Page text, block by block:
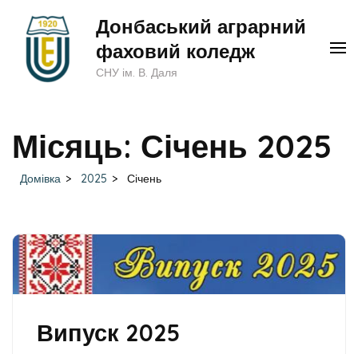
(натисніть
Донбаський аграрний
фаховий коледж
СНУ ім. В. Даля
Місяць: Січень 2025
Домівка > 2025 > Січень
Випуск 2025